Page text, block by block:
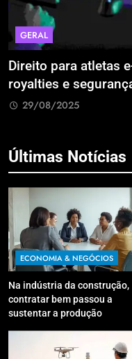
GERAL
Direito para atletas
royalties e
29/08/2025
Últimas Notícias
ECONOMIA & NEGÓCIOS
Na indústria da construção,
contratar bem passou a
sustentar a produção